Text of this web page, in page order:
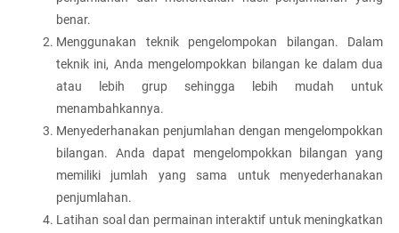
benar.
Menggunakan teknik pengelompokan bilangan. Dalam
teknik ini, Anda mengelompokkan bilangan ke dalam dua
atau lebih grup sehingga lebih mudah untuk
menambahkannya.
Menyederhanakan penjumlahan dengan mengelompokkan
bilangan. Anda dapat mengelompokkan bilangan yang
memiliki jumlah yang sama untuk menyederhanakan
penjumlahan.
Latihan soal dan permainan interaktif untuk meningkatkan